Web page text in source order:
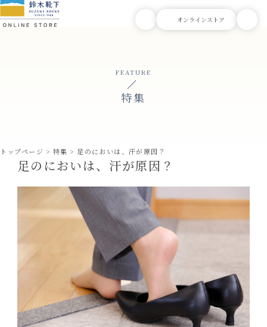
FEATURE
特集
トップページ 特集 足のにおいは、汗が原因？
足のにおいは、汗が原因？